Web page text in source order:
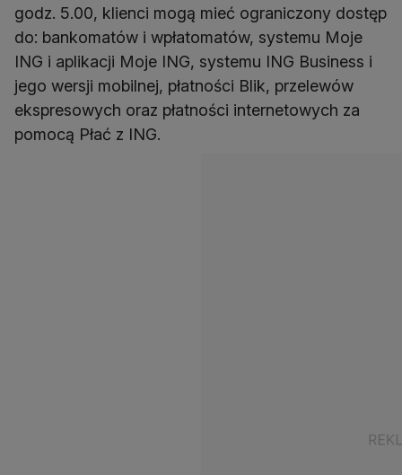
godz. 5.00, klienci mogą mieć ograniczony dostęp
do: bankomatów i wpłatomatów, systemu Moje
ING i aplikacji Moje ING, systemu ING Business i
jego wersji mobilnej, płatności Blik, przelewów
ekspresowych oraz płatności internetowych za
pomocą Płać z ING.